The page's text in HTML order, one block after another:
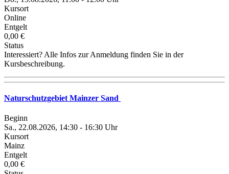
Kursort
Online
Entgelt
0,00 €
Status
Interessiert? Alle Infos zur Anmeldung finden Sie in der
Kursbeschreibung.
Naturschutzgebiet Mainzer Sand
Beginn
Sa., 22.08.2026, 14:30 - 16:30 Uhr
Kursort
Mainz
Entgelt
0,00 €